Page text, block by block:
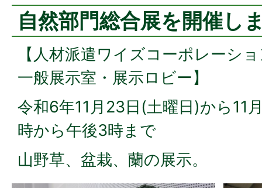
自然部門総合展を開催し
【人材派遣ワイズコーポレーシ
一般展示室・展示ロビー】
令和6年11月23日(土曜日)から11
時から午後3時まで
山野草、盆栽、蘭の展示。